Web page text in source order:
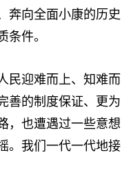
奔向全面小康的历史
件。
迎难而上、知难而
善的制度保证、更为
，也遭遇过一些意想
。我们一代一代地接